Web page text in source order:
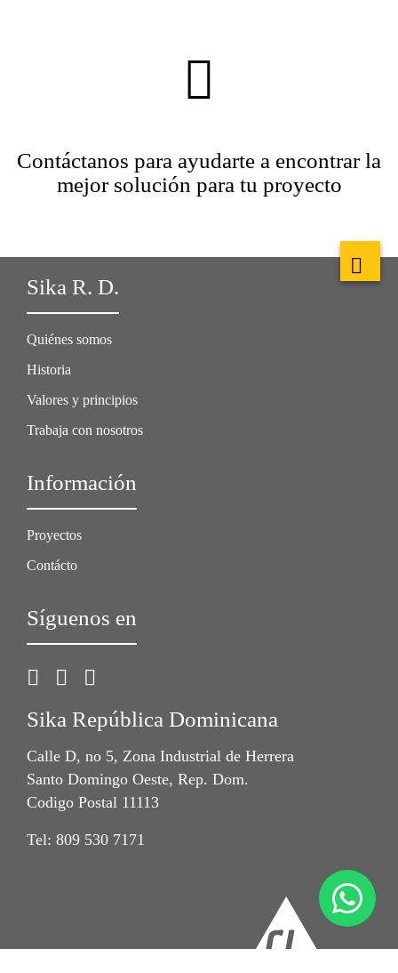
Contáctanos para ayudarte a encontrar la
mejor solución para tu proyecto
Sika R. D.
Quiénes somos
Historia
Valores y principios
Trabaja con nosotros
Información
Proyectos
Contácto
Síguenos en
Sika República Dominicana
Calle D, no 5, Zona Industrial de Herrera
Santo Domingo Oeste, Rep. Dom.
Codigo Postal 11113
Tel: 809 530 7171